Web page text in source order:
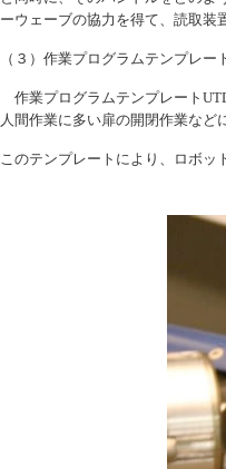
ーウェーブの協力を得て、読取装
（３）作業プログラムテンプレー
作業プログラムテンプレート
人間作業に多い扉の開閉作業など
このテンプレートにより、ロボッ